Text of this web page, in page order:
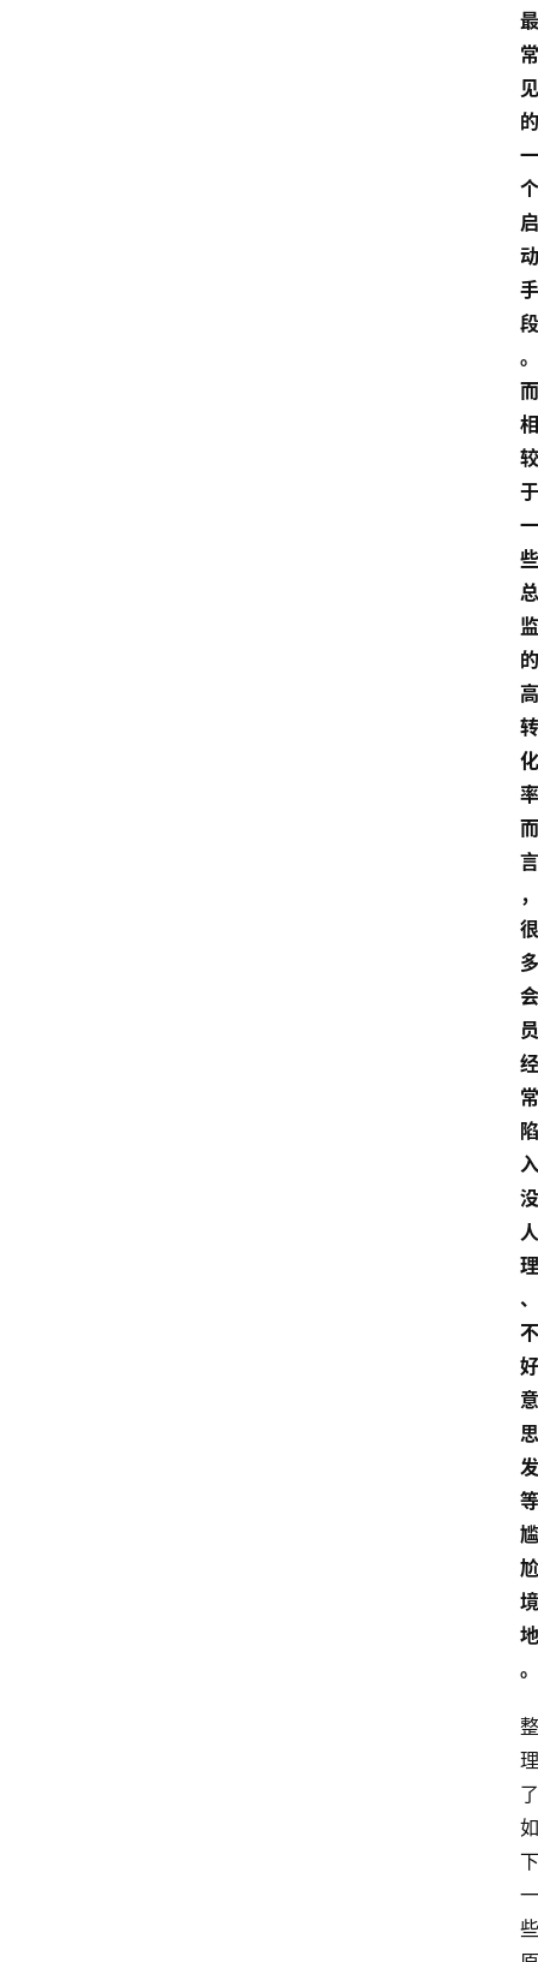
最
常
见
的
一
个
启
动
手
段
。
而
相
较
于
一
些
总
监
的
高
转
化
率
而
言
，
很
多
会
员
经
常
陷
入
没
人
理
、
不
好
意
思
发
等
尴
尬
境
地
。
整
理
了
如
下
一
些